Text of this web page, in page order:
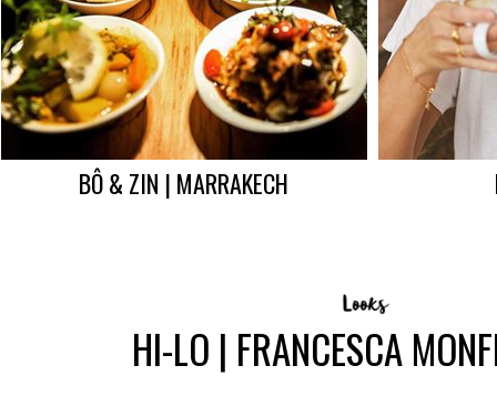
BÔ & ZIN | MARRAKECH
HI-LO | FRANCESCA